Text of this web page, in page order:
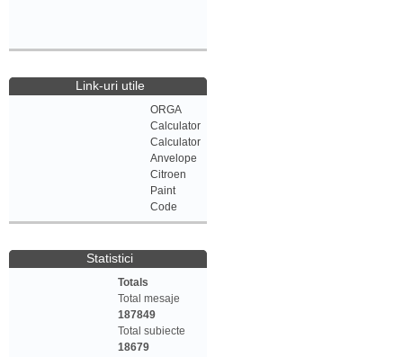
Link-uri utile
ORGA
Calculator
Calculator
Anvelope
Citroen
Paint
Code
Statistici
Totals
Total mesaje
187849
Total subiecte
18679